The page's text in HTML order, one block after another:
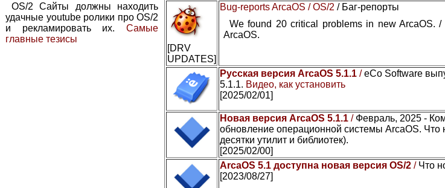
OS/2 Сайты должны находить
удачные youtube ролики про OS/2
и рекламировать их. Самые
главные тезисы
[DRV
UPDATES]
Bug-reports ArcaOS / OS/2 / Баг-репорты
We found 20 critical problems in new ArcaOS.
ArcaOS.
Русская версия ArcaOS 5.1.1 /eCo Software
5.1.1. Видео, как установить
[2025/02/01]
Новая версия ArcaOS 5.1.1 / Февраль, 2025 -
обновление операционной системы ArcaOS.
десятки утилит и библиотек).
[2025/02/00]
ArcaOS 5.1 доступна новая версия OS/2 / Что
[2023/08/27]